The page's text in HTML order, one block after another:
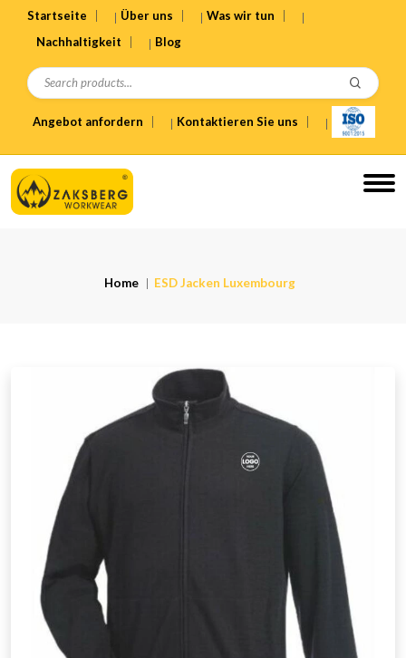
Startseite Über uns
Was wir tun
Nachhaltigkeit
Blog
Angebot anfordern Kontaktieren Sie uns
Home ESD Jacken Luxembourg